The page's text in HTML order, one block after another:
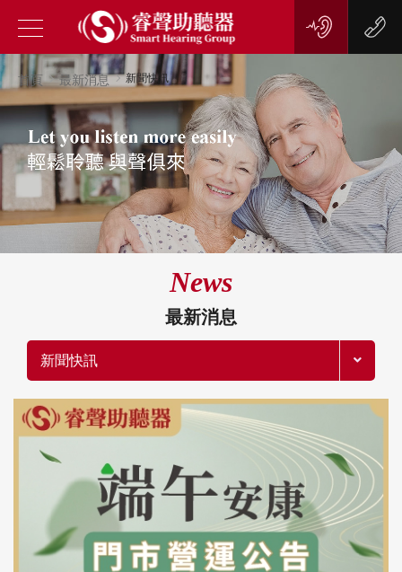
首頁 最新消息 新聞快訊
News
最新消息
新聞快訊